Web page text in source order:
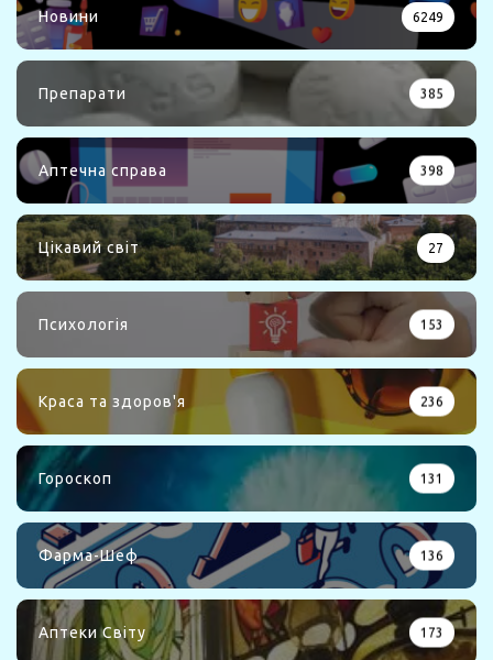
Новини 6249
Препарати 385
Аптечна справа 398
Цікавий світ 27
Психологія 153
Краса та здоров'я 236
Гороскоп 131
Фарма-Шеф 136
Аптеки Світу 173